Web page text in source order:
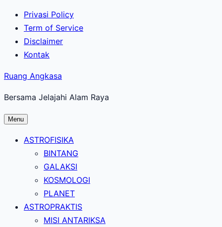
Lewati
konten
utama
Privasi Policy
Term of Service
Disclaimer
Kontak
Ruang Angkasa
Bersama Jelajahi Alam Raya
Menu
ASTROFISIKA
BINTANG
GALAKSI
KOSMOLOGI
PLANET
ASTROPRAKTIS
MISI ANTARIKSA